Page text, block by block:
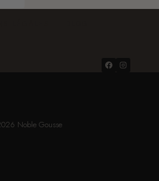
Noble Gousse